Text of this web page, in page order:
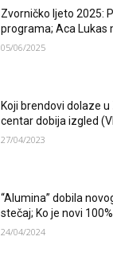
Zvorničko ljeto 2025:
programa; Aca Lukas
05/06/2025
Koji brendovi dolaze
centar dobija izgled
27/04/2023
“Alumina” dobila
stečaj; Ko je novi
24/04/2024